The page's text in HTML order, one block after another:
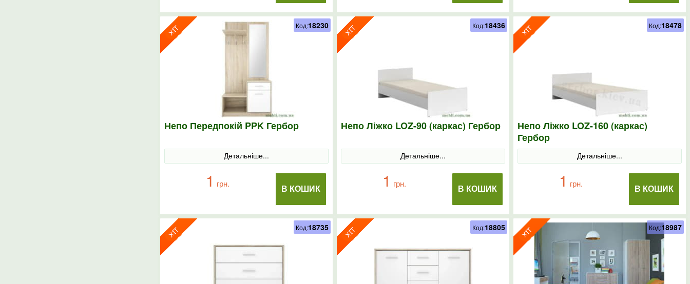
Непо Передпокій PPK Гербор
Детальніше...
В КОШИК
1 грн.
Код:18230
Непо Ліжко LOZ-90 (каркас) Гербор
Детальніше...
В КОШИК
1 грн.
Код:18436
Непо Ліжко LOZ-160 (каркас)
Гербор
Детальніше...
В КОШИК
1 грн.
Код:18478
Код:18735 Код:18805 Код:18987